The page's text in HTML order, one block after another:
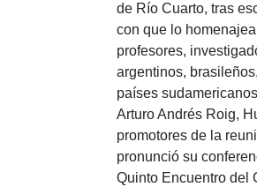
de Río Cuarto, tras
con que lo
profesores,
argentinos,
países
Arturo Andrés Roig,
promotores de la
pronunció su
Quinto Encuentro del